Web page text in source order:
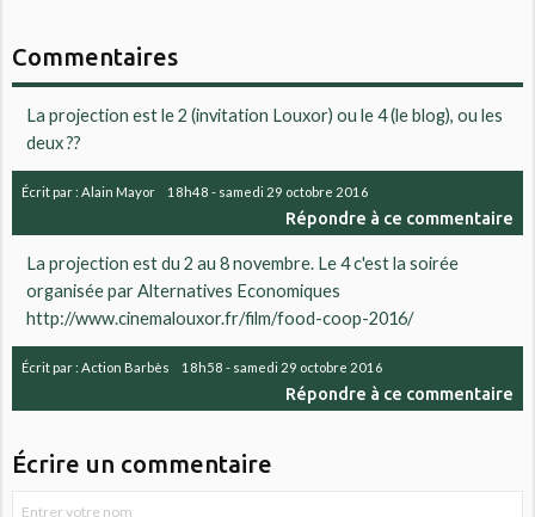
Commentaires
La projection est le 2 (invitation Louxor) ou le 4 (le blog), ou les
deux ??
Écrit par :Alain Mayor 18h48 - samedi 29 octobre 2016
Répondre à ce commentaire
La projection est du 2 au 8 novembre. Le 4 c'est la soirée
organisée par Alternatives Economiques
http://www.cinemalouxor.fr/film/food-coop-2016/
Écrit par :Action Barbès 18h58 - samedi 29 octobre 2016
Répondre à ce commentaire
Écrire un commentaire